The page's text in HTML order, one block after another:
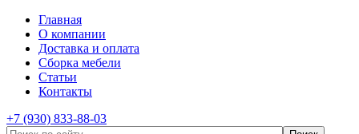
Главная
О компании
Доставка и оплата
Сборка мебели
Статьи
Контакты
+7 (930) 833-88-03